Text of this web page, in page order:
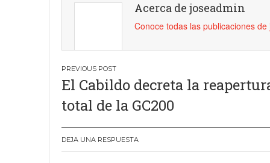
Acerca de joseadmin
Conoce todas las publicaciones de
Navegación
de
entradas
El Cabildo decreta la
total de la GC200
DEJA UNA RESPUESTA